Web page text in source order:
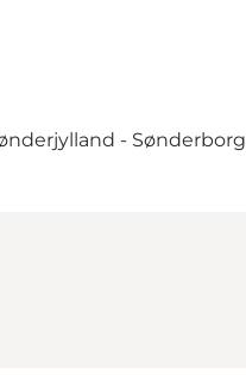
- Sønderborg